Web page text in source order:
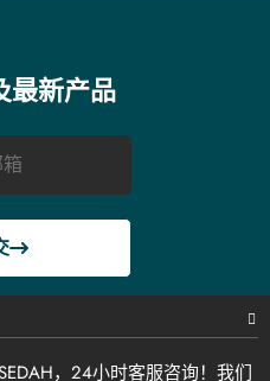
，24小时客服咨询！我们
最新产品